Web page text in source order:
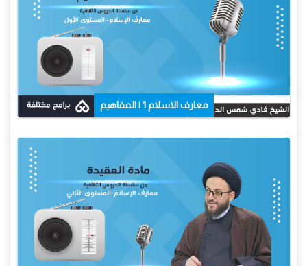
معارف الاسلام 1 | المفاهيم